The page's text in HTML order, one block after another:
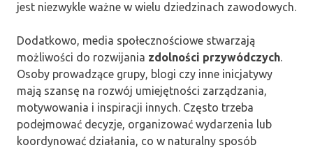
jest niezwykle ważne w wielu dziedzinach zawodowych.
Dodatkowo, media społecznościowe stwarzają
możliwości do rozwijania zdolności przywódczych
Osoby prowadzące grupy, blogi czy inne inicjatywy
mają szansę na rozwój umiejętności zarządzania,
motywowania i inspiracji innych. Często trzeba
podejmować decyzje, organizować wydarzenia lub
koordynować działania, co w naturalny sposób